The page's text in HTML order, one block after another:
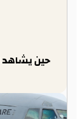
حين يشاهد